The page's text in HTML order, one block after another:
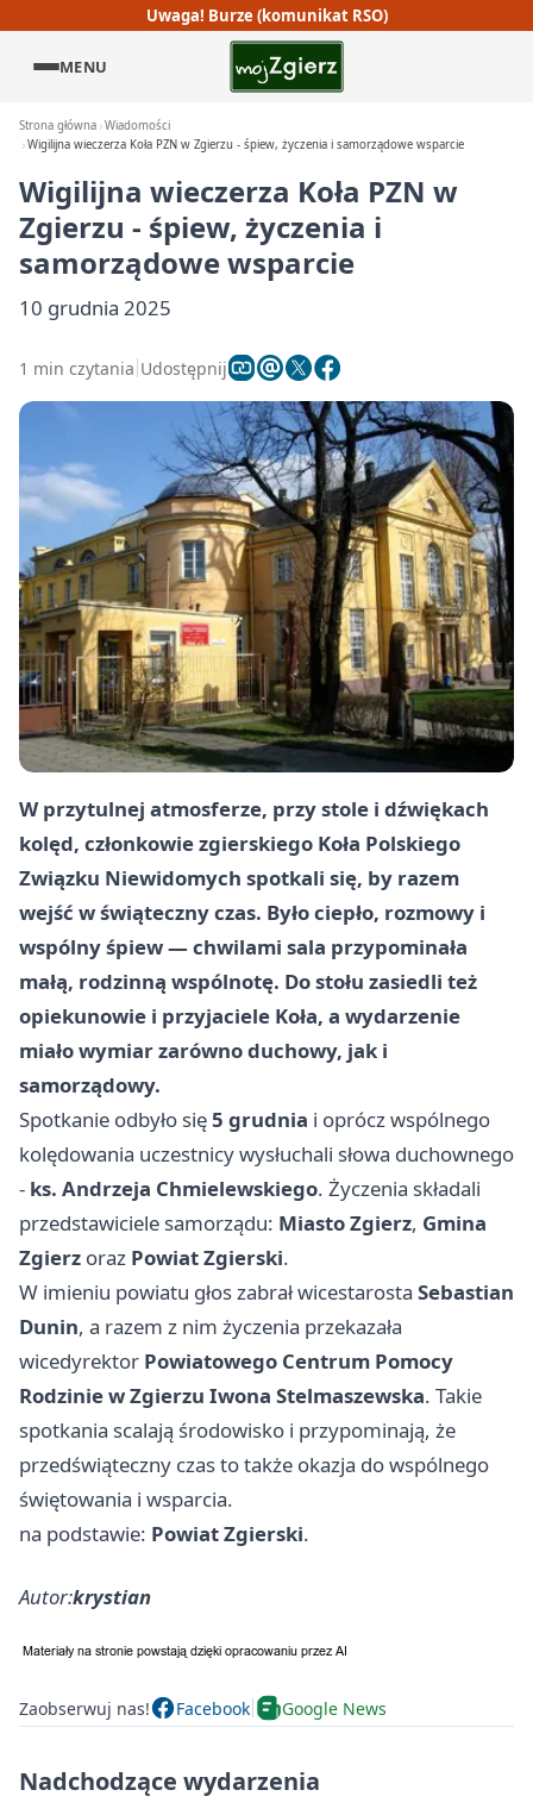
Uwaga! Burze (komunikat RSO)
MENU
Strona główna Wiadomości
Wigilijna wieczerza Koła PZN w Zgierzu - śpiew, życzenia i samorządowe wsparcie
Wigilijna wieczerza Koła PZN w
Zgierzu - śpiew, życzenia i
samorządowe wsparcie
10 grudnia 2025
1 min czytania Udostępnij
W przytulnej atmosferze, przy stole i dźwiękach
kolęd, członkowie zgierskiego Koła Polskiego
Związku Niewidomych spotkali się, by razem
wejść w świąteczny czas. Było ciepło, rozmowy i
wspólny śpiew — chwilami sala przypominała
małą, rodzinną wspólnotę. Do stołu zasiedli też
opiekunowie i przyjaciele Koła, a wydarzenie
miało wymiar zarówno duchowy, jak i
samorządowy.
Spotkanie odbyło się5 grudnia i oprócz wspólnego
kolędowania uczestnicy wysłuchali słowa duchownego
- ks. Andrzeja Chmielewskiego. Życzenia składali
przedstawiciele samorządu: Miasto Zgierz, Gmina
Zgierz oraz Powiat Zgierski.
W imieniu powiatu głos zabrał wicestarosta Sebastian
Dunin, a razem z nim życzenia przekazała
wicedyrektor Powiatowego Centrum Pomocy
Rodzinie w Zgierzu Iwona Stelmaszewska. Takie
spotkania scalają środowisko i przypominają, że
przedświąteczny czas to także okazja do wspólnego
świętowania i wsparcia.
na podstawie: Powiat Zgierski.
Autor:krystian
Zaobserwuj nas! Facebook Google News
Nadchodzące wydarzenia